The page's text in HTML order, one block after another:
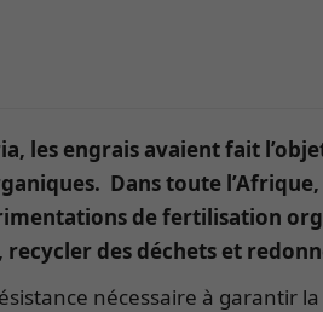
les engrais avaient fait
Dans toute
de fertilisation
des déchets et
nécessaire à garantir